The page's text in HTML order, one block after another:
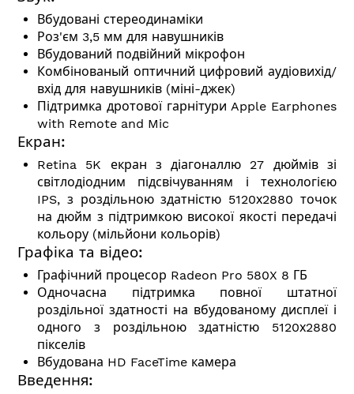
Вбудовані стереодинаміки
Роз'єм 3,5 мм для навушників
Вбудований подвійний мікрофон
Комбінованый оптичний цифровий аудіовихід/
вхід для навушників (міні-джек)
Підтримка дротової гарнітури Apple Earphones
with Remote and Mic
Екран:
Retina 5K екран з діагоналлю 27 дюймів зі
світлодіодним підсвічуванням і технологією
IPS, з роздільною здатністю 5120х2880 точок
на дюйм з підтримкою високої якості передачі
кольору (мільйони кольорів)
Графіка та відео:
Графічний процесор Radeon Pro 580X 8 ГБ
Одночасна підтримка повної штатної
роздільної здатності на вбудованому дисплеї і
одного з роздільною здатністю 5120х2880
пікселів
Вбудована HD FaceTime камера
Введення: